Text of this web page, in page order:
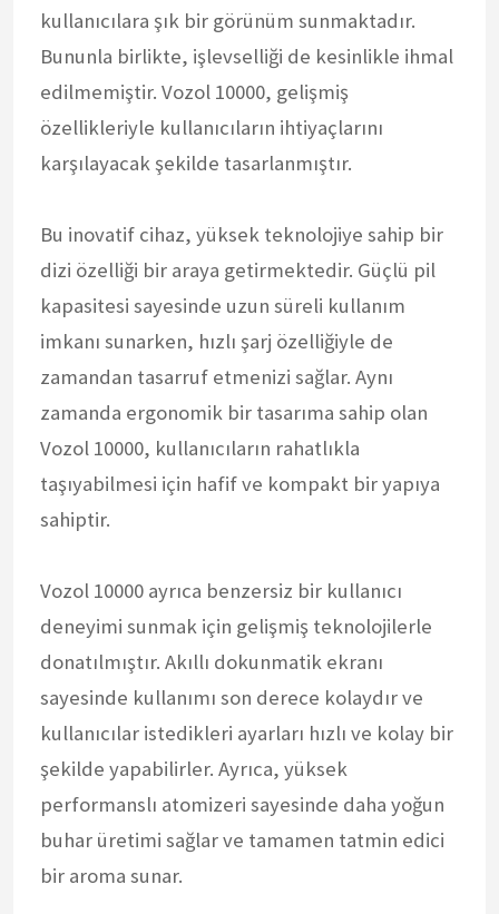
kullanıcılara şık bir görünüm sunmaktadır.
Bununla birlikte, işlevselliği de kesinlikle ihmal
edilmemiştir. Vozol 10000, gelişmiş
özellikleriyle kullanıcıların ihtiyaçlarını
karşılayacak şekilde tasarlanmıştır.
Bu inovatif cihaz, yüksek teknolojiye sahip bir
dizi özelliği bir araya getirmektedir. Güçlü pil
kapasitesi sayesinde uzun süreli kullanım
imkanı sunarken, hızlı şarj özelliğiyle de
zamandan tasarruf etmenizi sağlar. Aynı
zamanda ergonomik bir tasarıma sahip olan
Vozol 10000, kullanıcıların rahatlıkla
taşıyabilmesi için hafif ve kompakt bir yapıya
sahiptir.
Vozol 10000 ayrıca benzersiz bir kullanıcı
deneyimi sunmak için gelişmiş teknolojilerle
donatılmıştır. Akıllı dokunmatik ekranı
sayesinde kullanımı son derece kolaydır ve
kullanıcılar istedikleri ayarları hızlı ve kolay bir
şekilde yapabilirler. Ayrıca, yüksek
performanslı atomizeri sayesinde daha yoğun
buhar üretimi sağlar ve tamamen tatmin edici
bir aroma sunar.